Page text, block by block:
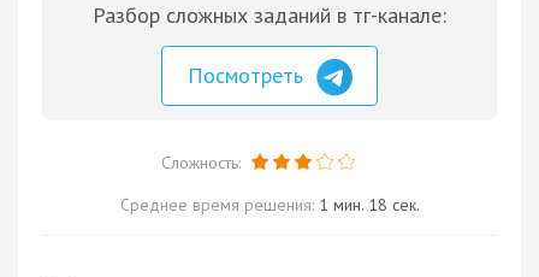
Разбор сложных заданий в тг-канале:
Посмотреть
Сложность:
Среднее время решения: 1 мин. 18 сек.